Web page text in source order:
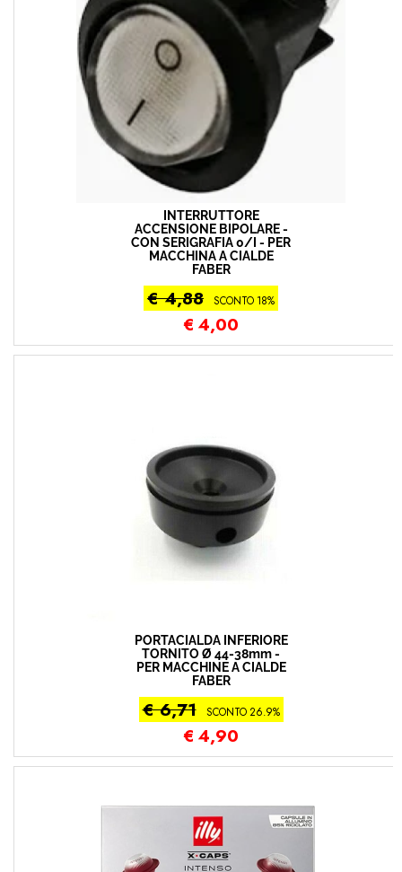
INTERRUTTORE
ACCENSIONE BIPOLARE -
CON SERIGRAFIA 0/I - PER
MACCHINA A CIALDE
FABER
€ 4,88 SCONTO 18%
€ 4,00
PORTACIALDA INFERIORE
TORNITO Ø 44-38mm -
PER MACCHINE A CIALDE
FABER
€ 6,71 SCONTO 26.9%
€ 4,90